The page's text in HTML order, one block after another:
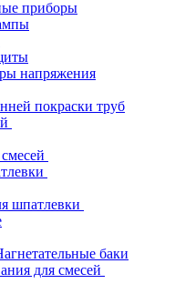
приборы
напряжения
покраски труб
шпатлевки
баки
для смесей